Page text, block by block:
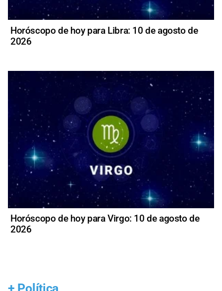
Horóscopo de hoy para Libra: 10 de agosto de
2026
Horóscopo de hoy para Virgo: 10 de agosto de
2026